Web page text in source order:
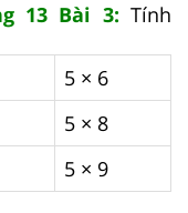
13 Bài 3: Tính
5 × 6
5 × 8
5 × 9